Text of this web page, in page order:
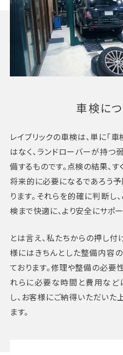
車検に
レイブリックの車検は、単に「
はなく、ランドローバーが持つ
備するものです。点検の結果、
将来的に必要になるであろう
ります。それらを的確に判断し
検まで快適に、より安全にサポー
とは言え、私たちからの押し付
様にはきちんとした整備内容
ております。修理や整備の必要
れらに必要な時間と費用など
し、お客様にご納得いただいた
ます。